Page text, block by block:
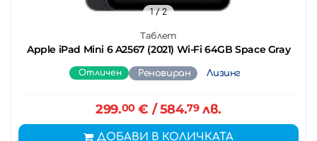
Таблет
Apple iPad Mini 6 A2567 (2021) Wi-Fi 64GB Space Gray
1/ 2
Отличен Реновиран Лизинг
299.00€ / 584.79лв.
ДОБАВИ В КОЛИЧКАТА